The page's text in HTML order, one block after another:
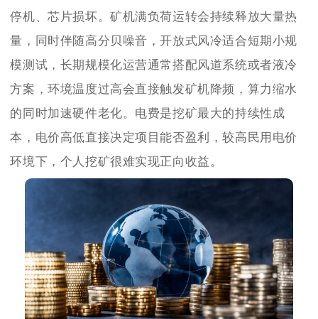
停机、芯片损坏。矿机满负荷运转会持续释放大量热
量，同时伴随高分贝噪音，开放式风冷适合短期小规
模测试，长期规模化运营通常搭配风道系统或者液冷
方案，环境温度过高会直接触发矿机降频，算力缩水
的同时加速硬件老化。电费是挖矿最大的持续性成
本，电价高低直接决定项目能否盈利，较高民用电价
环境下，个人挖矿很难实现正向收益。